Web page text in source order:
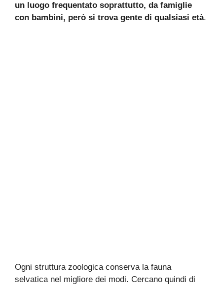
un luogo frequentato soprattutto, da famiglie
con bambini, però si trova gente di qualsiasi età.
Ogni struttura zoologica conserva la fauna
selvatica nel migliore dei modi. Cercano quindi di